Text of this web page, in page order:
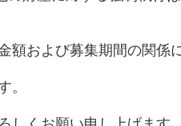
額および募集期間の関係
。